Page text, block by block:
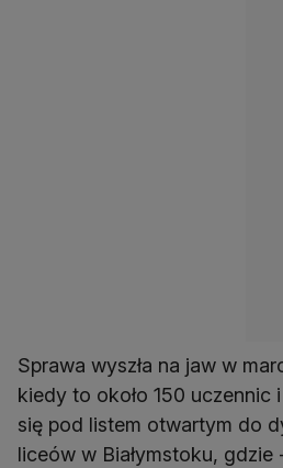
Sprawa wyszła na jaw w
kiedy to około 150 uczennic
się pod listem otwartym do
liceów w Białymstoku,